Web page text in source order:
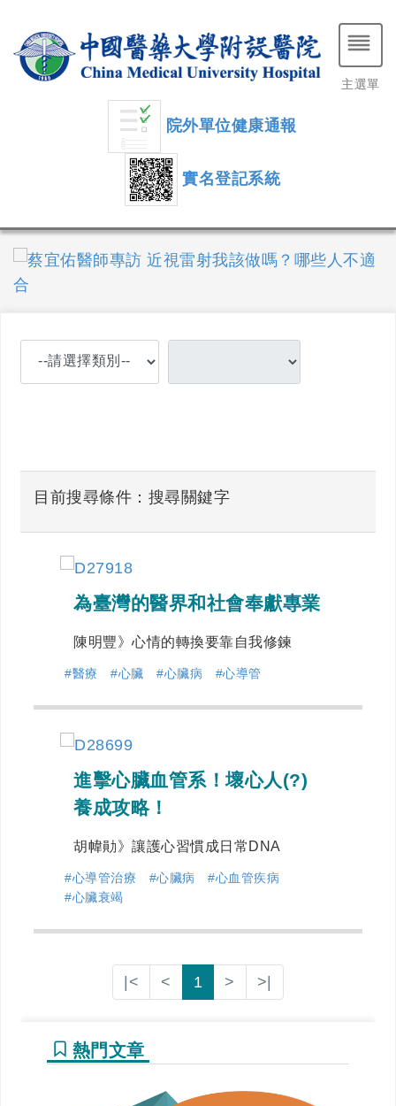
院外單位健康通報
實名登記系統
主選單
目前搜尋條件：搜尋關鍵字
為臺灣的醫界和社會奉獻專業
陳明豐》心情的轉換要靠自我修鍊
#醫療 #心臟 #心臟病 #心導管
進擊心臟血管系！壞心人(?)
養成攻略！
胡幃勛》讓護心習慣成日常DNA
#心導管治療 #心臟病
#心血管疾病
#心臟衰竭
|< < 1 > >|
熱門文章